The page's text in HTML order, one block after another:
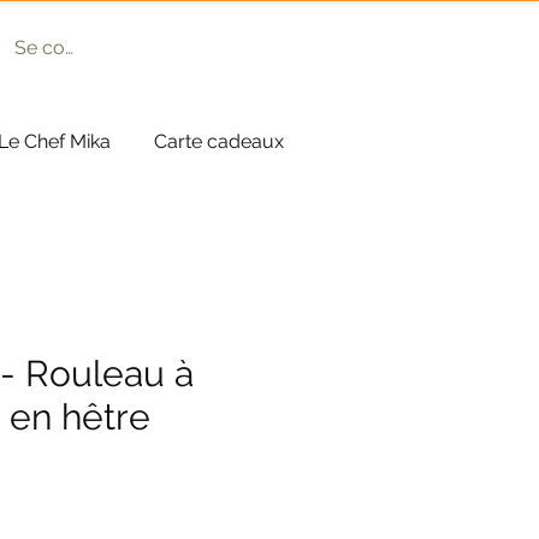
Se connecter
Le Chef Mika Carte cadeaux
Rouleau à
en hêtre